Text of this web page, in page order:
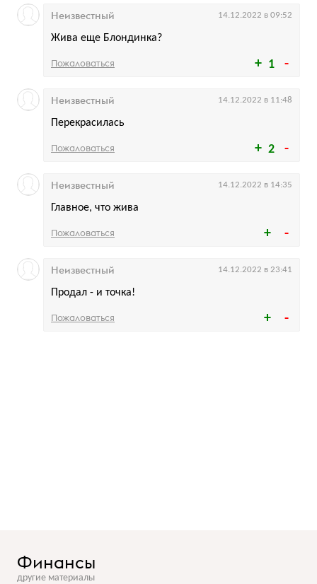
1
Жива еще Блондинка?
Неизвестный 14.12.2022 в 09:52
Пожаловаться
2
Перекрасилась
Неизвестный 14.12.2022 в 11:48
Пожаловаться
Главное, что жива
Неизвестный 14.12.2022 в 14:35
Пожаловаться
Продал - и точка!
Неизвестный 14.12.2022 в 23:41
Пожаловаться
Финансы
другие материалы